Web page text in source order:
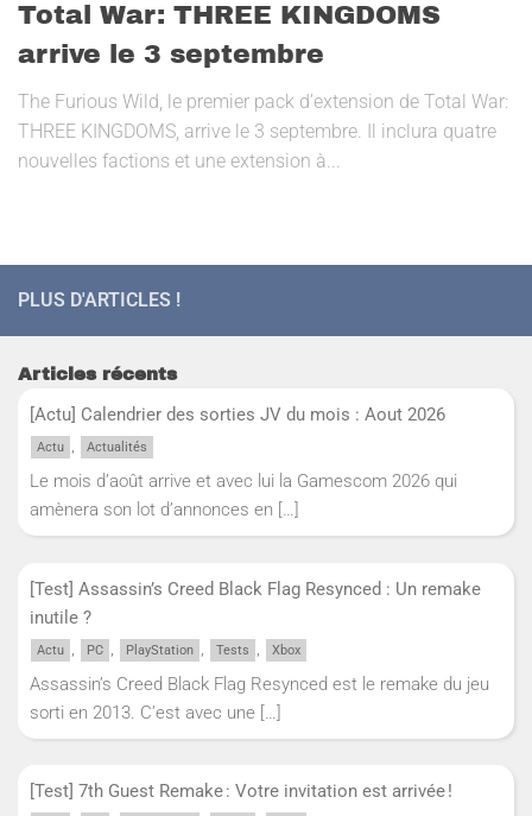
Total War: THREE KINGDOMS
arrive le 3 septembre
The Furious Wild, le premier pack d’extension de Total War:
THREE KINGDOMS, arrive le 3 septembre. Il inclura quatre
nouvelles factions et une extension à...
PLUS D'ARTICLES !
Articles récents
[Actu] Calendrier des sorties JV du mois : Aout 2026
Actu , Actualités
Le mois d’août arrive et avec lui la Gamescom 2026 qui
amènera son lot d’annonces en […]
[Test] Assassin’s Creed Black Flag Resynced : Un remake
inutile ?
Actu PC PlayStation Tests Xbox
Assassin’s Creed Black Flag Resynced est le remake du jeu
sorti en 2013. C’est avec une […]
[Test] 7th Guest Remake : Votre invitation est arrivée !